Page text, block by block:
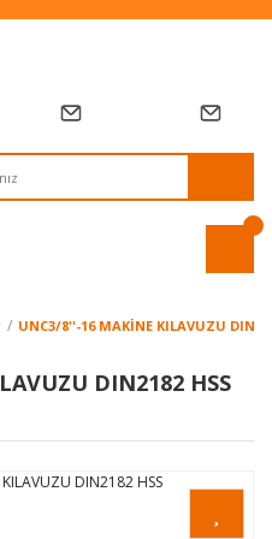
Farksız 2 Taksit!
UNC3/8''-16 MAKİNE KILAVUZU
DIN2182 HSS